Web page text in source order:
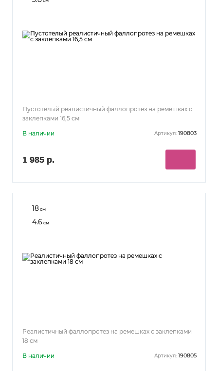
Пустотелый реалистичный фаллопротез на ремешках с
заклепками 16,5 см
В наличии Артикул: 190803
1 985 р.
18см
4.6 см
Реалистичный фаллопротез на ремешках с заклепками
18 см
В наличии Артикул: 190805